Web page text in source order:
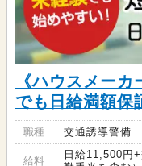
《ハウスメー
でも日給満額保
職種 交通誘導警備
給料
日給11,500円